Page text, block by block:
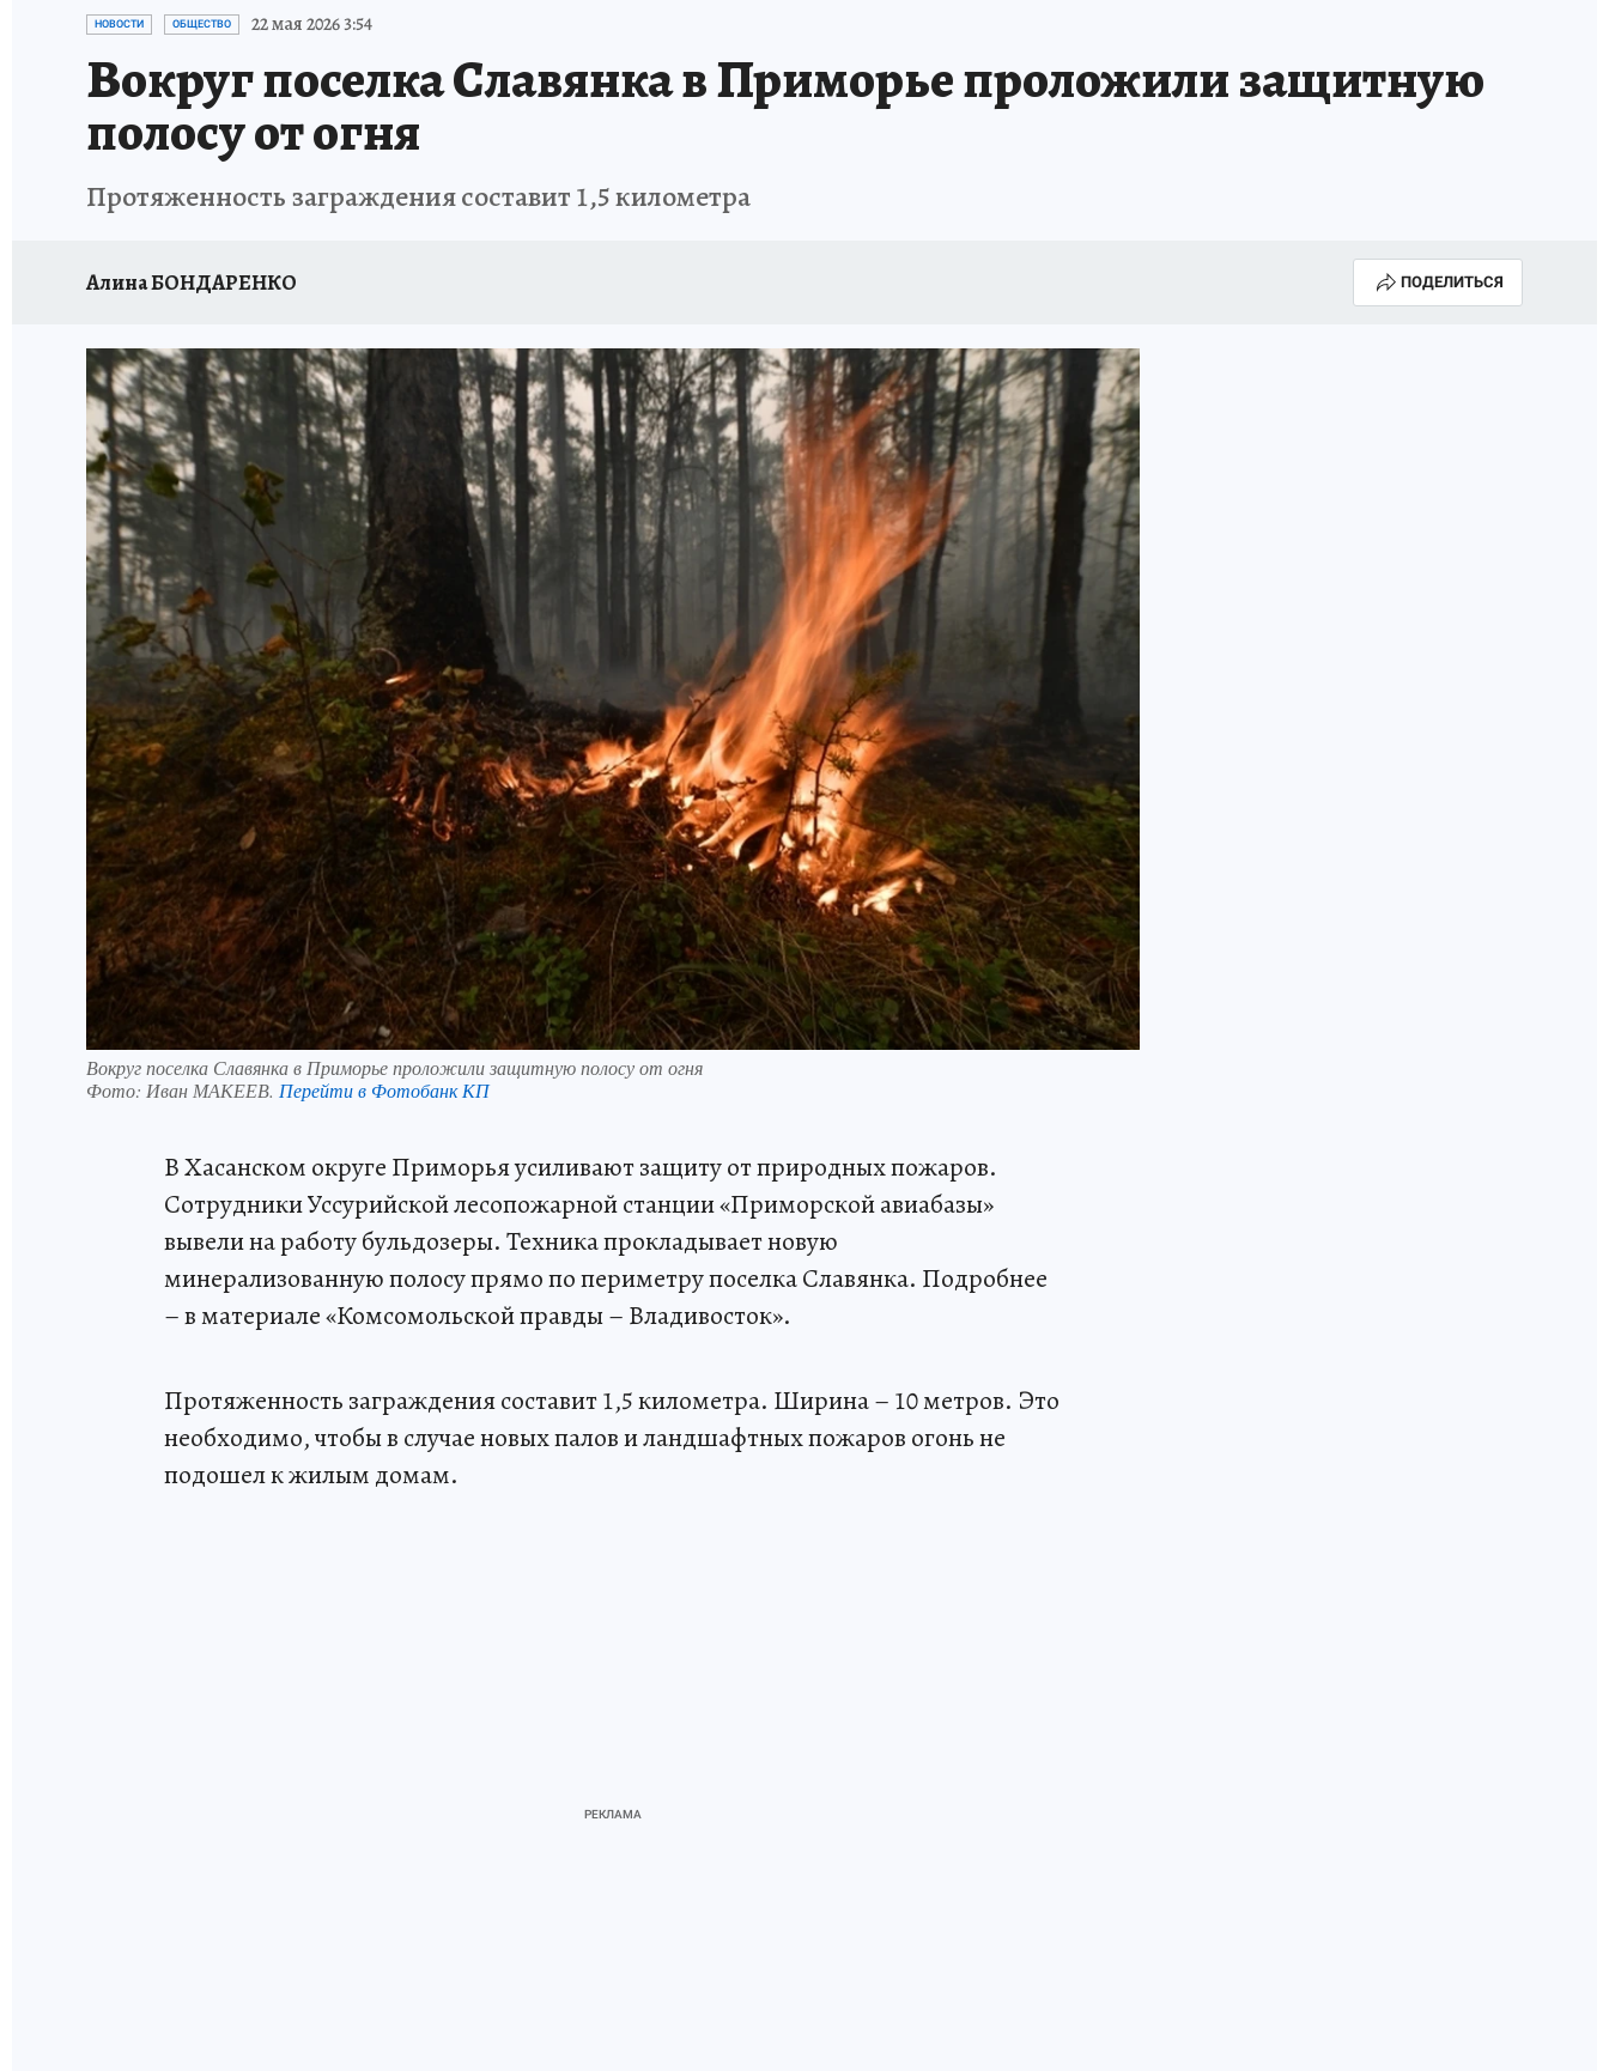
ДЕНЬ ПОБЕДЫ ВО ВЛАДИВОСТОКЕ 2026
АНТИРАК СТРАНИЦЫ ИСТОРИИ ДАЛЬНЕГО ВОСТОКА АФИША МОЙ ЛЮБИМЫЙ УЧИТЕЛЬ – 2024 ИСПЫТАНО НА СЕБЕ
НОВОСТИ ОБЩЕСТВО 22 мая 2026 3:54
Вокруг поселка Славянка в Приморье проложили защитную
полосу от огня
Протяженность заграждения составит 1,5 километра
Алина БОНДАРЕНКО ПОДЕЛИТЬСЯ
Вокруг поселка Славянка в Приморье проложили защитную полосу от огня
Фото: Иван МАКЕЕВ. Перейти в Фотобанк КП
В Хасанском округе Приморья усиливают защиту от природных пожаров.
Сотрудники Уссурийской лесопожарной станции «Приморской авиабазы»
вывели на работу бульдозеры. Техника прокладывает новую
минерализованную полосу прямо по периметру поселка Славянка. Подробнее
– в материале «Комсомольской правды – Владивосток».
Протяженность заграждения составит 1,5 километра. Ширина – 10 метров. Это
необходимо, чтобы в случае новых палов и ландшафтных пожаров огонь не
подошел к жилым домам.